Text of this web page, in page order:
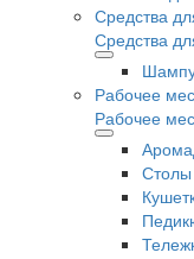
Средства
Средства
Рабочее
Рабочее